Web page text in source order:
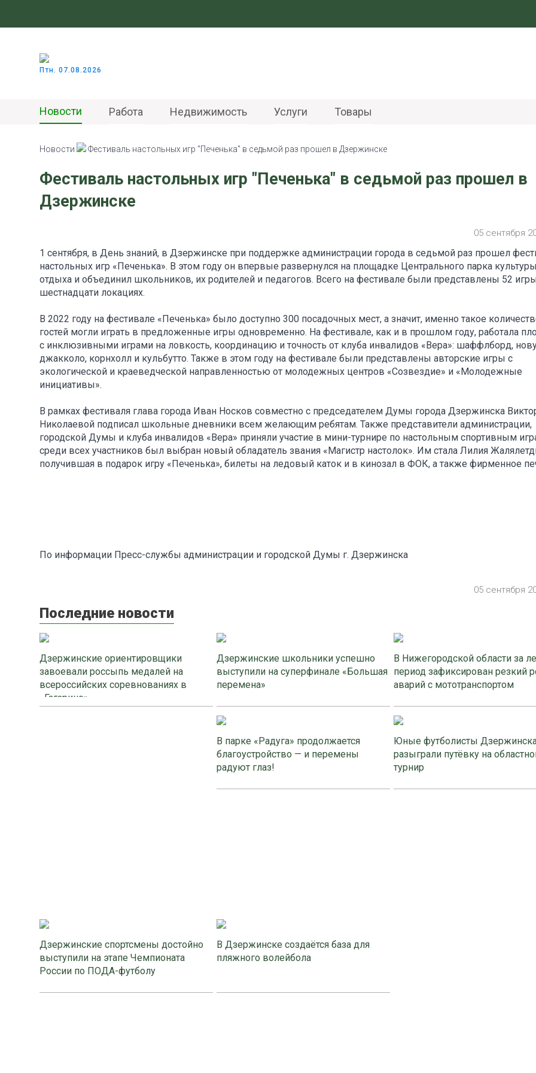
Птн. 07.08.2026
Новости Работа Недвижимость Услуги Товары
Новости Фестиваль настольных игр "Печенька" в седьмой раз прошел в Дзержинске
Фестиваль настольных игр "Печенька" в седьмой раз прошел в
Дзержинске
05 сентября
1 сентября, в День знаний, в Дзержинске при поддержке администрации города в седьмой раз прошел
настольных игр «Печенька». В этом году он впервые развернулся на площадке Центрального парка
отдыха и объединил школьников, их родителей и педагогов. Всего на фестивале были представлены 52
шестнадцати локациях.
В 2022 году на фестивале «Печенька» было доступно 300 посадочных мест, а значит, именно такое
гостей могли играть в предложенные игры одновременно. На фестивале, как и в прошлом году, работала
с инклюзивными играми на ловкость, координацию и точность от клуба инвалидов «Вера»: шаффлборд,
джакколо, корнхолл и кульбутто. Также в этом году на фестивале были представлены авторские игры с
экологической и краеведческой направленностью от молодежных центров «Созвездие» и «Молодежные
инициативы».
В рамках фестиваля глава города Иван Носков совместно с председателем Думы города Дзержинска
Николаевой подписал школьные дневники всем желающим ребятам. Также представители администрации,
городской Думы и клуба инвалидов «Вера» приняли участие в мини-турнире по настольным спортивным
среди всех участников был выбран новый обладатель звания «Магистр настолок». Им стала Лилия
получившая в подарок игру «Печенька», билеты на ледовый каток и в кинозал в ФОК, а также фирменное
По информации Пресс-службы администрации и городской Думы г. Дзержинска
05 сентября
Последние новости
Дзержинские ориентировщики
завоевали россыпь медалей на
всероссийских соревнованиях в
«Гагарино»
Дзержинские школьники успешно
выступили на суперфинале «Большая
перемена»
В Нижегородской области за
период зафиксирован резкий
аварий с мототранспортом
В парке «Радуга» продолжается
благоустройство — и перемены
радуют глаз!
Юные футболисты
разыграли путёвку на
турнир
Дзержинские спортсмены достойно
выступили на этапе Чемпионата
России по ПОДА-футболу
В Дзержинске создаётся база для
пляжного волейбола